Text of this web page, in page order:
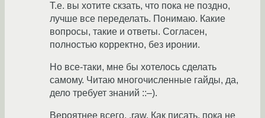
Т.е. вы хотите скзать, что пока не поздно,
лучше все переделать. Понимаю. Какие
вопросы, такие и ответы. Согласен,
полностью корректно, без иронии.
Но все-таки, мне бы хотелось сделать
самому. Читаю многочисленные гайды, да,
дело требует знаний ::–).
Вероятнее всего, .raw. Как писать, пока не